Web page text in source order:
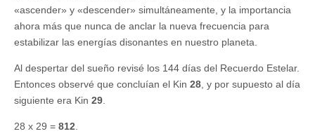
«ascender» y «descender» simultáneamente, y la importancia
ahora más que nunca de anclar la nueva frecuencia para
estabilizar las energías disonantes en nuestro planeta.
Al despertar del sueño revisé los 144 días del Recuerdo Estelar.
Entonces observé que concluían el Kin 28 , y por supuesto al día
siguiente era Kin 29
28 x 29 = 812